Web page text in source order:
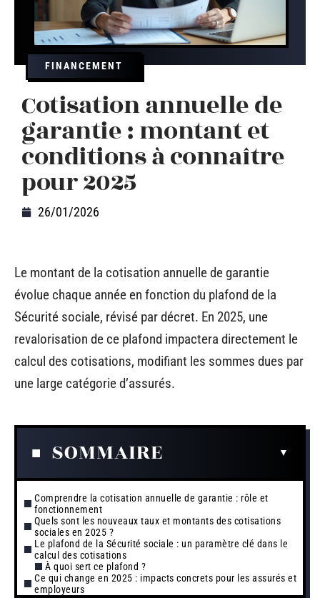
FINANCEMENT
Cotisation annuelle de
garantie : montant et
conditions à connaître
pour 2025
26/01/2026
Le montant de la cotisation annuelle de garantie
évolue chaque année en fonction du plafond de la
Sécurité sociale, révisé par décret. En 2025, une
revalorisation de ce plafond impactera directement le
calcul des cotisations, modifiant les sommes dues par
une large catégorie d’assurés.
SOMMAIRE
Comprendre la cotisation annuelle de garantie : rôle et
fonctionnement
Quels sont les nouveaux taux et montants des cotisations
sociales en 2025 ?
Le plafond de la Sécurité sociale : un paramètre clé dans le
calcul des cotisations
À quoi sert ce plafond ?
Ce qui change en 2025 : impacts concrets pour les assurés et
employeurs